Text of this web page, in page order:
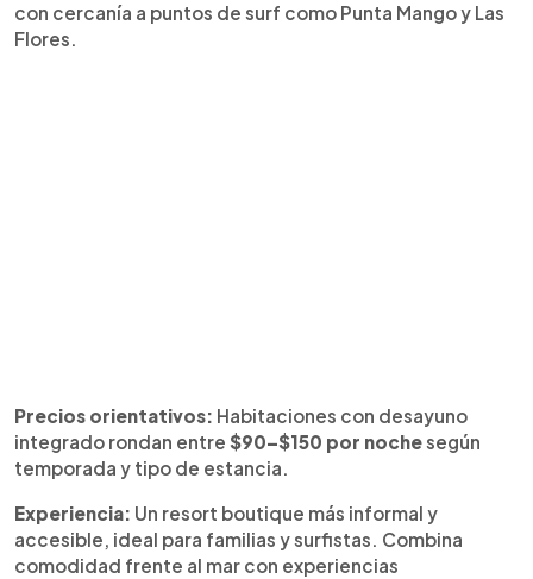
con cercanía a puntos de surf como Punta Mango y Las
Flores.
Precios orientativos: Habitaciones con desayuno
integrado rondan entre $90–$150 por nochesegún
temporada y tipo de estancia.
Experiencia: Un resort boutique más informal y
accesible, ideal para familias y surfistas. Combina
comodidad frente al mar con experiencias